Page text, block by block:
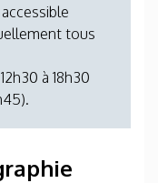
tous
à 18h30